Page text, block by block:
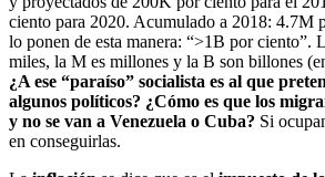
ciento para 2020. Acumulado a 2018: 4.7M
lo ponen de esta manera: “>1B por ciento”.
miles, la M es millones y la B son billones
¿A ese “paraíso” socialista es al que
algunos políticos? ¿Cómo es que los
y no se van a Venezuela o Cuba? Si
en conseguirlas.